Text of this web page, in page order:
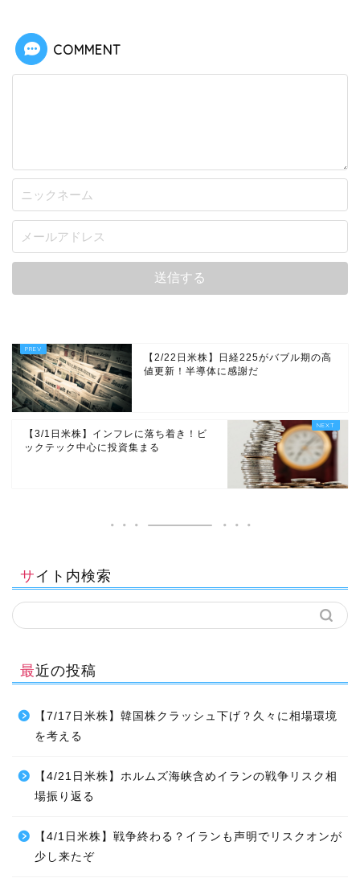
COMMENT
【2/22日米株】日経225がバブル期の高
値更新！半導体に感謝だ
【3/1日米株】インフレに落ち着き！ビ
ックテック中心に投資集まる
サイト内検索
最近の投稿
【7/17日米株】韓国株クラッシュ下げ？久々に相場環境
を考える
【4/21日米株】ホルムズ海峡含めイランの戦争リスク相
場振り返る
【4/1日米株】戦争終わる？イランも声明でリスクオンが
少し来たぞ